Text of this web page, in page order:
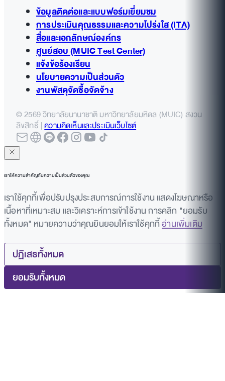
ข้อมูลติดต่อและแบบฟอร์มเยี่ยมชม
การประเมินคุณธรรมและความโปร่งใส (ITA)
สื่อและเอกลักษณ์องค์กร
ศูนย์สอบ (MUIC Test Center)
แจ้งข้อร้องเรียน
นโยบายความเป็นส่วนตัว
งานพัสดุจัดซื้อจัดจ้าง
© 2569 วิทยาลัยนานาชาติ มหาวิทยาลัยมหิดล (MUIC) สงวน
ลิขสิทธิ์ |ความคิดเห็นและประเมินเว็บไซต์
เราให้ความสำคัญกับความเป็นส่วนตัวของคุณ
เราใช้คุกกี้เพื่อปรับปรุงประสบการณ์การใช้งาน แสดงโฆษณาหรือ
เนื้อหาที่เหมาะสม และวิเคราะห์การเข้าใช้งาน การคลิก "ยอมรับ
ทั้งหมด" หมายความว่าคุณยินยอมให้เราใช้คุกกี้อ่านเพิ่มเติม
ปฏิเสธทั้งหมด
ยอมรับทั้งหมด